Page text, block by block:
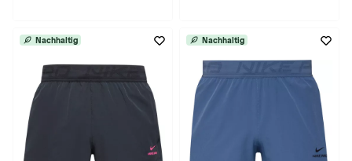
Nachhaltig Nachhaltig